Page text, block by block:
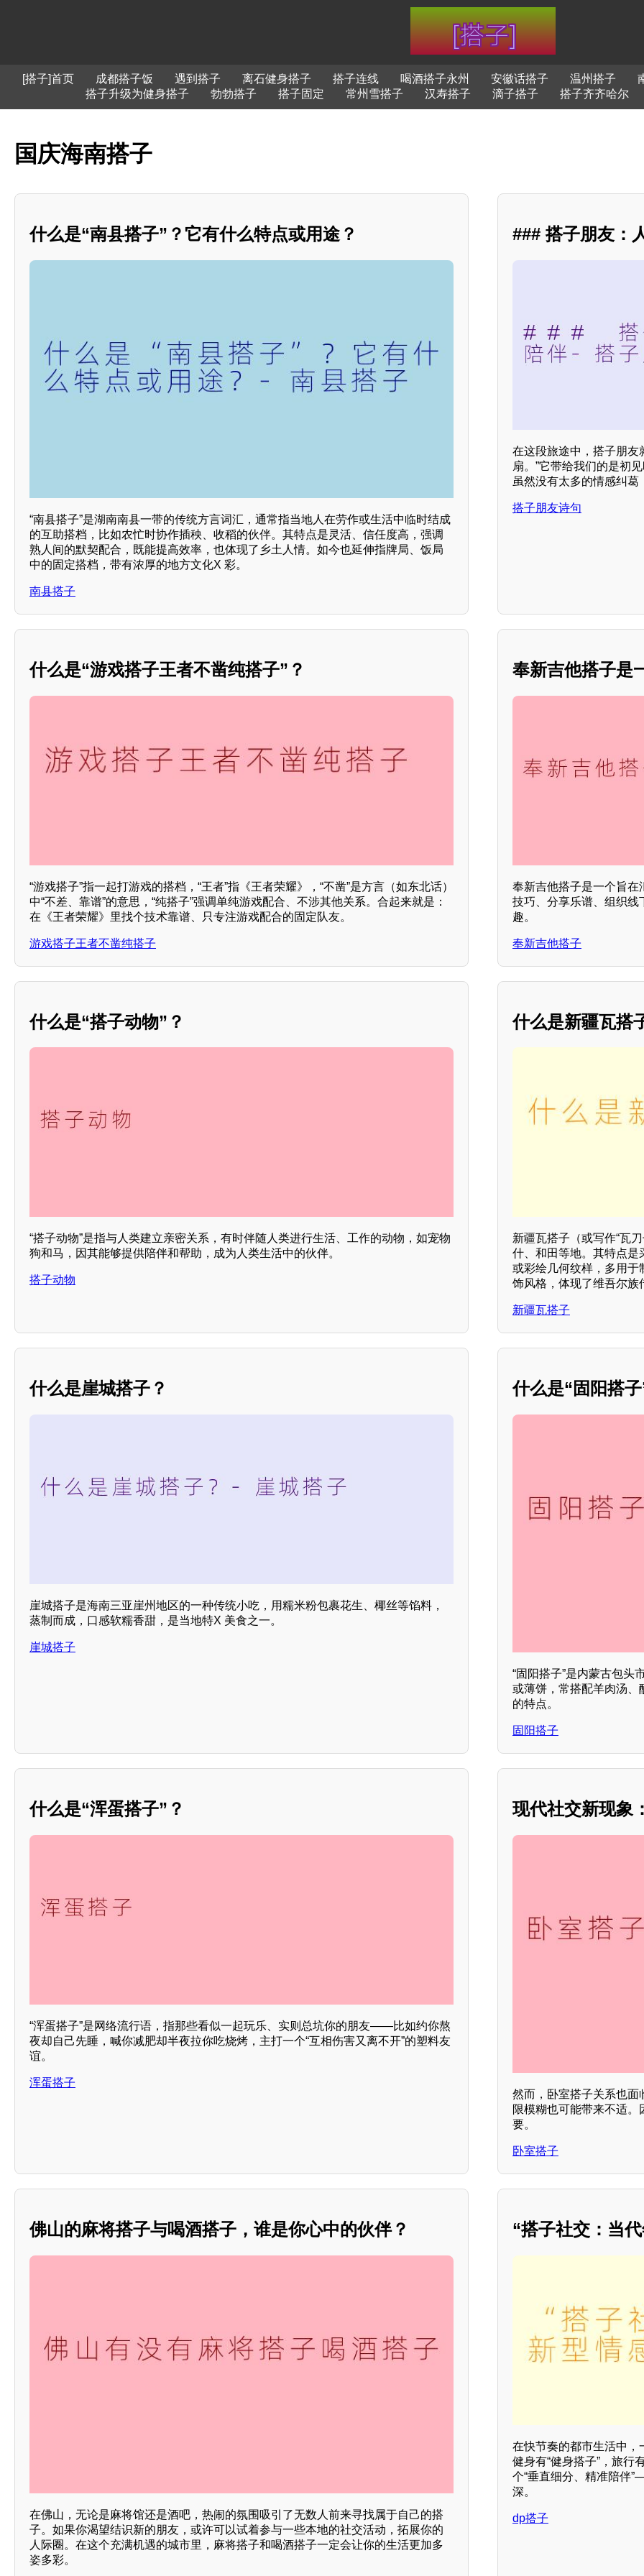
[搭子]首页 成都搭子饭 遇到搭子 离石健身搭子 搭子连线 喝酒搭子永州 安徽话搭子 温州搭子
搭子升级为健身搭子
勃勃搭子 搭子固定 常州雪搭子 汉寿搭子 滴子搭子 搭子齐齐哈尔
国庆海南搭子
什么是“南县搭子”？它有什么特点或用途？
“南县搭子”是湖南南县一带的传统方言词汇，通常指当地人在劳作或生活中临时结成
的互助搭档，比如农忙时协作插秧、收稻的伙伴。其特点是灵活、信任度高，强调
熟人间的默契配合，既能提高效率，也体现了乡土人情。如今也延伸指牌局、饭局
中的固定搭档，带有浓厚的地方文化X 彩。
南县搭子
### 搭子朋友：
在这段旅途中，搭子朋友
扇。”它带给我们的是初
虽然没有太多的情感纠
搭子朋友诗句
什么是“游戏搭子王者不凿纯搭子”？
“游戏搭子”指一起打游戏的搭档，“王者”指《王者荣耀》，“不凿”是方言（如东北话）
中“不差、靠谱”的意思，“纯搭子”强调单纯游戏配合、不涉其他关系。合起来就是：
在《王者荣耀》里找个技术靠谱、只专注游戏配合的固定队友。
游戏搭子王者不凿纯搭子
奉新吉他搭子是
奉新吉他搭子是一个旨在
技巧、分享乐谱、组织线
趣。
奉新吉他搭子
什么是“搭子动物”？
“搭子动物”是指与人类建立亲密关系，有时伴随人类进行生活、工作的动物，如宠物
狗和马，因其能够提供陪伴和帮助，成为人类生活中的伙伴。
搭子动物
什么是新疆瓦搭
新疆瓦搭子（或写作“瓦
什、和田等地。其特点是
或彩绘几何纹样，多用于
饰风格，体现了维吾尔族
新疆瓦搭子
什么是崖城搭子？
崖城搭子是海南三亚崖州地区的一种传统小吃，用糯米粉包裹花生、椰丝等馅料，
蒸制而成，口感软糯香甜，是当地特X 美食之一。
崖城搭子
什么是“固阳搭
“固阳搭子”是内蒙古包头
或薄饼，常搭配羊肉汤、
的特点。
固阳搭子
什么是“浑蛋搭子”？
“浑蛋搭子”是网络流行语，指那些看似一起玩乐、实则总坑你的朋友——比如约你熬
夜却自己先睡，喊你减肥却半夜拉你吃烧烤，主打一个“互相伤害又离不开”的塑料友
谊。
浑蛋搭子
现代社交新现象
然而，卧室搭子关系也面
限模糊也可能带来不适
要。
卧室搭子
佛山的麻将搭子与喝酒搭子，谁是你心中的伙伴？
在佛山，无论是麻将馆还是酒吧，热闹的氛围吸引了无数人前来寻找属于自己的搭
子。如果你渴望结识新的朋友，或许可以试着参与一些本地的社交活动，拓展你的
人际圈。在这个充满机遇的城市里，麻将搭子和喝酒搭子一定会让你的生活更加多
姿多彩。
“搭子社交：当
在快节奏的都市生活中，
健身有“健身搭子”，旅
个“垂直细分、精准陪伴
深。
dp搭子